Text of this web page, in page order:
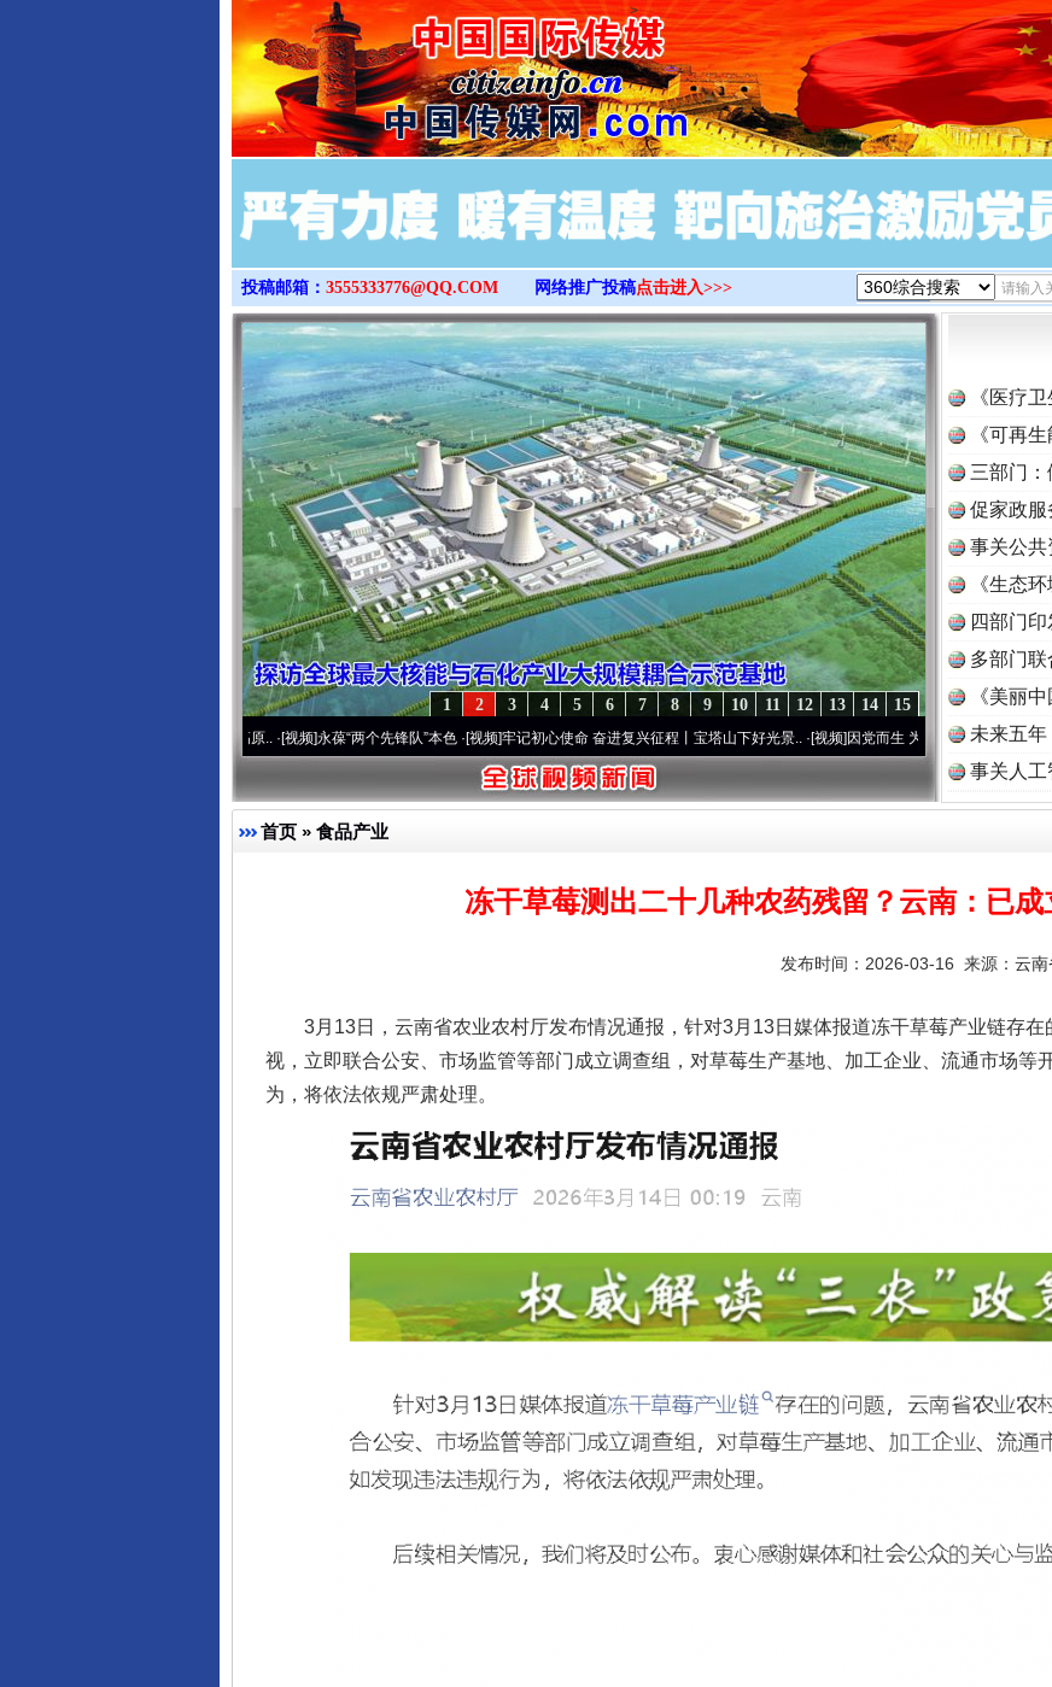
>
投稿邮箱： 3555333776@QQ.COM 网络推广投稿点击进入>>>
15
14
13
12
11
10
9
8
7
6
5
4
3
2
1
·[视频]永葆“两个先锋队”本色·[视频]牢记初心使命 奋进复兴征程丨宝塔山下好光景..·[视频]因党而生 为党而战——百年“纪”事⑧加强
《医疗
《可再
三部门
促家政服
事关公共
《生态
读
四部门
多部门
《美丽
未来五
事关人
首页 » 食品产业
冻干草莓测出二十几种农药残留？云南：已成
发布时间：2026-03-16 来源： 云南
3月13日，云南省农业农村厅发布情况通报，针对3月13日媒体报道冻干草莓产业链存在
视，立即联合公安、市场监管等部门成立调查组，对草莓生产基地、加工企业、流通市场等
为，将依法依规严肃处理。